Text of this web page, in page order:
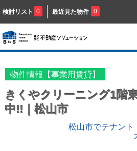
検討リスト 0 最近見た物件 0
物件情報【事業用賃貸】
きくやクリーニング1階
中!!｜松山市
松山市でテナント